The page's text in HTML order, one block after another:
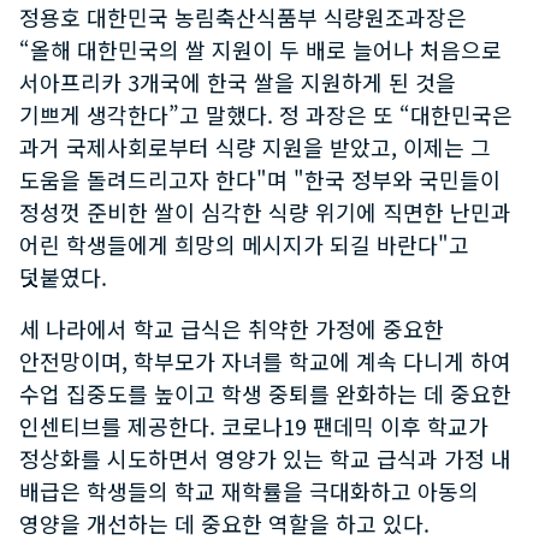
정용호 대한민국 농림축산식품부 식량원조과장은
“올해 대한민국의 쌀 지원이 두 배로 늘어나 처음으로
서아프리카 3개국에 한국 쌀을 지원하게 된 것을
기쁘게 생각한다”고 말했다. 정 과장은 또 “대한민국은
과거 국제사회로부터 식량 지원을 받았고, 이제는 그
도움을 돌려드리고자 한다"며 "한국 정부와 국민들이
정성껏 준비한 쌀이 심각한 식량 위기에 직면한 난민과
어린 학생들에게 희망의 메시지가 되길 바란다"고
덧붙였다.
세 나라에서 학교 급식은 취약한 가정에 중요한
안전망이며, 학부모가 자녀를 학교에 계속 다니게 하여
수업 집중도를 높이고 학생 중퇴를 완화하는 데 중요한
인센티브를 제공한다. 코로나19 팬데믹 이후 학교가
정상화를 시도하면서 영양가 있는 학교 급식과 가정 내
배급은 학생들의 학교 재학률을 극대화하고 아동의
영양을 개선하는 데 중요한 역할을 하고 있다.